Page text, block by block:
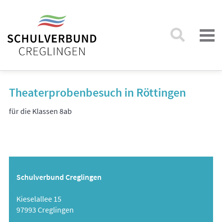
Theaterprobenbesuch in Röttingen
für die Klassen 8ab
Schulverbund Creglingen
Kieselallee 15
97993 Creglingen